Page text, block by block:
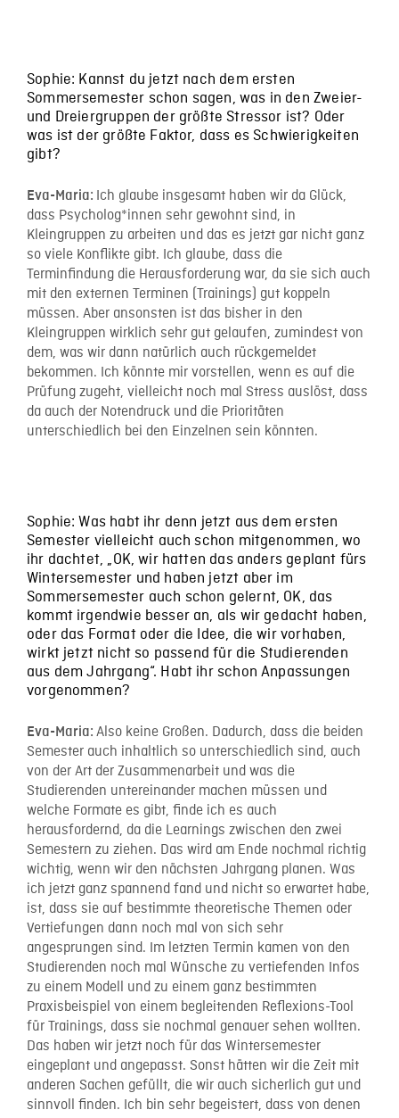
Sophie: Kannst du jetzt nach dem ersten
Sommersemester schon sagen, was in den Zweier-
und Dreiergruppen der größte Stressor ist? Oder
was ist der größte Faktor, dass es Schwierigkeiten
gibt?
Eva-Maria: Ich glaube insgesamt haben wir da Glück,
dass Psycholog*innen sehr gewohnt sind, in
Kleingruppen zu arbeiten und das es jetzt gar nicht ganz
so viele Konflikte gibt. Ich glaube, dass die
Terminfindung die Herausforderung war, da sie sich auch
mit den externen Terminen (Trainings) gut koppeln
müssen. Aber ansonsten ist das bisher in den
Kleingruppen wirklich sehr gut gelaufen, zumindest von
dem, was wir dann natürlich auch rückgemeldet
bekommen. Ich könnte mir vorstellen, wenn es auf die
Prüfung zugeht, vielleicht noch mal Stress auslöst, dass
da auch der Notendruck und die Prioritäten
unterschiedlich bei den Einzelnen sein könnten.
Sophie: Was habt ihr denn jetzt aus dem ersten
Semester vielleicht auch schon mitgenommen, wo
ihr dachtet, „OK, wir hatten das anders geplant fürs
Wintersemester und haben jetzt aber im
Sommersemester auch schon gelernt, OK, das
kommt irgendwie besser an, als wir gedacht haben,
oder das Format oder die Idee, die wir vorhaben,
wirkt jetzt nicht so passend für die Studierenden
aus dem Jahrgang“. Habt ihr schon Anpassungen
vorgenommen?
Eva-Maria: Also keine Großen. Dadurch, dass die beiden
Semester auch inhaltlich so unterschiedlich sind, auch
von der Art der Zusammenarbeit und was die
Studierenden untereinander machen müssen und
welche Formate es gibt, finde ich es auch
herausfordernd, da die Learnings zwischen den zwei
Semestern zu ziehen. Das wird am Ende nochmal richtig
wichtig, wenn wir den nächsten Jahrgang planen. Was
ich jetzt ganz spannend fand und nicht so erwartet habe,
ist, dass sie auf bestimmte theoretische Themen oder
Vertiefungen dann noch mal von sich sehr
angesprungen sind. Im letzten Termin kamen von den
Studierenden noch mal Wünsche zu vertiefenden Infos
zu einem Modell und zu einem ganz bestimmten
Praxisbeispiel von einem begleitenden Reflexions-Tool
für Trainings, dass sie nochmal genauer sehen wollten.
Das haben wir jetzt noch für das Wintersemester
eingeplant und angepasst. Sonst hätten wir die Zeit mit
anderen Sachen gefüllt, die wir auch sicherlich gut und
sinnvoll finden. Ich bin sehr begeistert, dass von denen